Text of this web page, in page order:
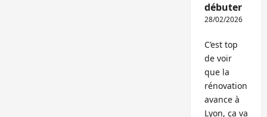
débuter
28/02/2026
C’est top
de voir
que la
rénovation
avance à
Lyon, ça va